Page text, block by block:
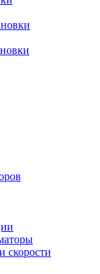
скорости